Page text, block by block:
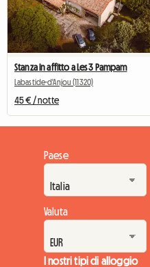
Stanza in affitto a Les 3 Pampam
Labastide-d'Anjou (11320)
45 € / notte
Paese
Valuta
I nostri tipi di alloggio